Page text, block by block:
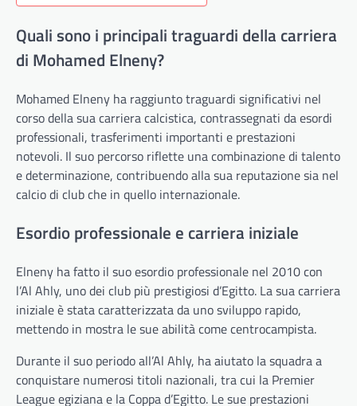
Quali sono i principali traguardi della carriera
di Mohamed Elneny?
Mohamed Elneny ha raggiunto traguardi significativi nel
corso della sua carriera calcistica, contrassegnati da esordi
professionali, trasferimenti importanti e prestazioni
notevoli. Il suo percorso riflette una combinazione di talento
e determinazione, contribuendo alla sua reputazione sia nel
calcio di club che in quello internazionale.
Esordio professionale e carriera iniziale
Elneny ha fatto il suo esordio professionale nel 2010 con
l’Al Ahly, uno dei club più prestigiosi d’Egitto. La sua carriera
iniziale è stata caratterizzata da uno sviluppo rapido,
mettendo in mostra le sue abilità come centrocampista.
Durante il suo periodo all’Al Ahly, ha aiutato la squadra a
conquistare numerosi titoli nazionali, tra cui la Premier
League egiziana e la Coppa d’Egitto. Le sue prestazioni